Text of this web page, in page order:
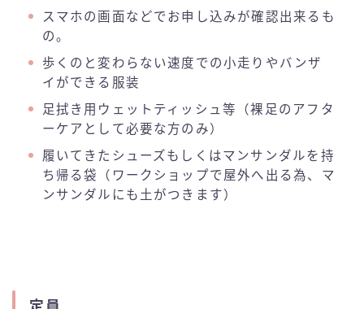
スマホの画面などでお申し込みが確認出来るも
の。
歩くのと変わらない速度での小走りやバンザ
イができる服装
足拭き用ウェットティッシュ等（裸足のアフタ
ーケアとして必要な方のみ）
履いてきたシューズもしくはマンサンダルを持
ち帰る袋（ワークショップで屋外へ出る為、マ
ンサンダルにも土がつきます）